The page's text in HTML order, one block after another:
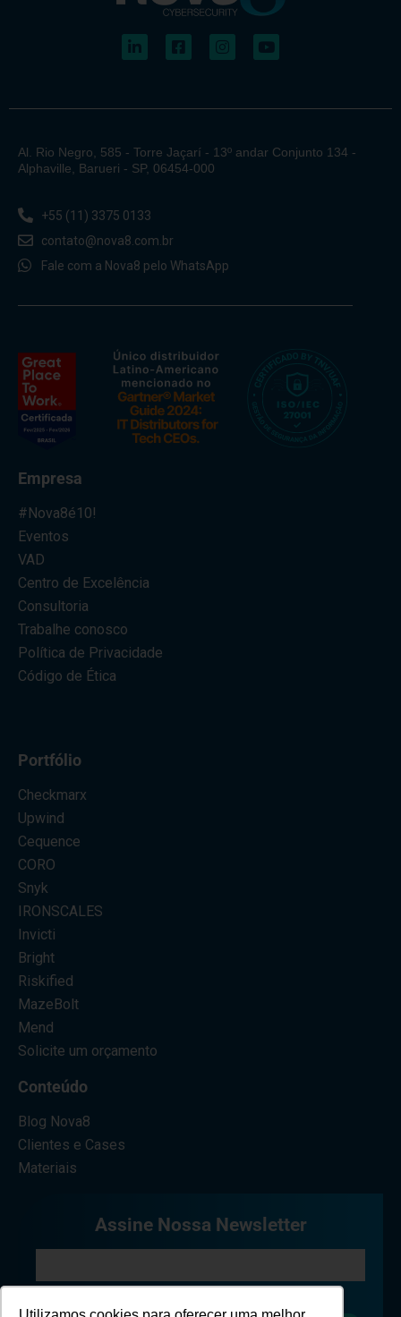
Al. Rio Negro, 585 - Torre Jaçarí - 13º andar Conjunto 134 -
Alphaville, Barueri - SP, 06454-000
+55 (11) 3375 0133
contato@nova8.com.br
Fale com a Nova8 pelo WhatsApp
Empresa
#Nova8é10!
Eventos
VAD
Centro de Excelência
Consultoria
Trabalhe conosco
Política de Privacidade
Código de Ética
Portfólio
Checkmarx
Upwind
Cequence
CORO
Snyk
IRONSCALES
Invicti
Bright
Riskified
MazeBolt
Mend
Solicite um orçamento
Conteúdo
Blog Nova8
Clientes e Cases
Materiais
Assine Nossa Newsletter